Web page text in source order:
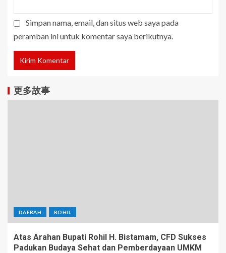
Simpan nama, email, dan situs web saya pada
peramban ini untuk komentar saya berikutnya.
更多故事
DAERAH ROHIL
Atas Arahan Bupati Rohil H. Bistamam, CFD Sukses
Padukan Budaya Sehat dan Pemberdayaan UMKM